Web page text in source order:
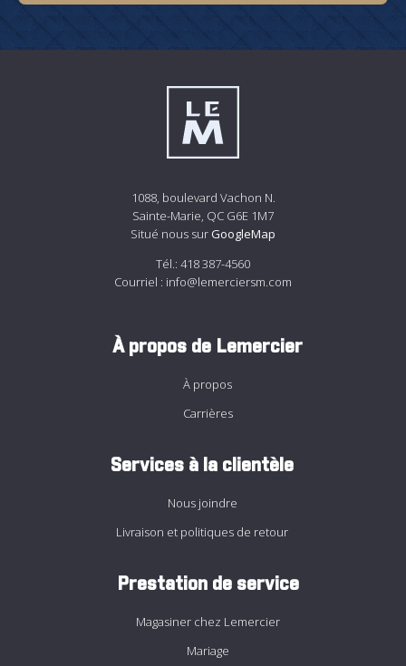
1088, boulevard Vachon N.
Sainte-Marie, QC G6E 1M7
Situé nous sur GoogleMap
Tél.: 418 387-4560
Courriel : info@lemerciersm.com
À propos de Lemercier
À propos
Carrières
Services à la clientèle
Nous joindre
Livraison et politiques de retour
Prestation de service
Magasiner chez Lemercier
Mariage